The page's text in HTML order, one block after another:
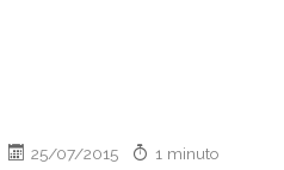
25/07/2015 1 minuto